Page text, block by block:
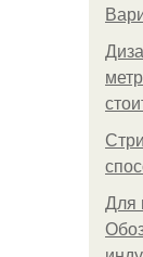
Для